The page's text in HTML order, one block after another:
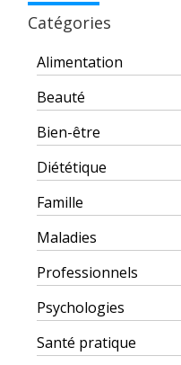
Catégories
Alimentation
Beauté
Bien-être
Diététique
Famille
Maladies
Professionnels
Psychologies
Santé pratique